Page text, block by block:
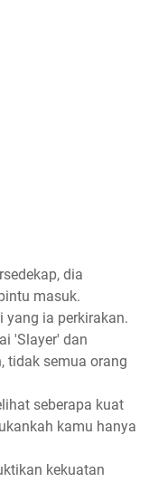
dia
masuk.
yang ia perkirakan.
'Slayer' dan
tidak semua orang
seberapa kuat
kamu hanya
kekuatan